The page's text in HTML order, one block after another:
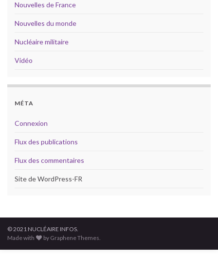
Nouvelles de France
Nouvelles du monde
Nucléaire militaire
Vidéo
MÉTA
Connexion
Flux des publications
Flux des commentaires
Site de WordPress-FR
© 2021 NUCLÉAIRE INFOS.
Made with
by Graphene Themes.